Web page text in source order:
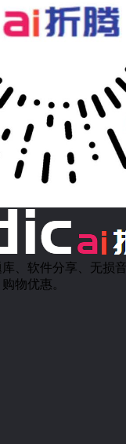
、软件分享、无损
物优惠。